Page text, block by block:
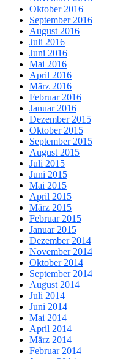
Oktober 2016
September 2016
August 2016
Juli 2016
Juni 2016
Mai 2016
April 2016
März 2016
Februar 2016
Januar 2016
Dezember 2015
Oktober 2015
September 2015
August 2015
Juli 2015
Juni 2015
Mai 2015
April 2015
März 2015
Februar 2015
Januar 2015
Dezember 2014
November 2014
Oktober 2014
September 2014
August 2014
Juli 2014
Juni 2014
Mai 2014
April 2014
März 2014
Februar 2014